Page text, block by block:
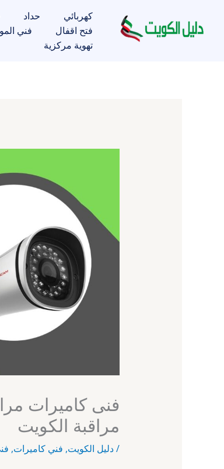
المحتوى
كهربائي حداد
فتح اقفال
فني
تهوية مركزية
مراقبة الكويت
/دليل الكويت, فني كاميرات,